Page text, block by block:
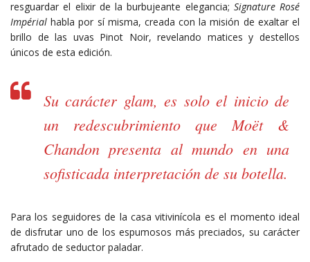
resguardar el elixir de la burbujeante elegancia; Signature Rosé
Impérial habla por sí misma, creada con la misión de exaltar el
brillo de las uvas Pinot Noir, revelando matices y destellos
únicos de esta edición.
Su carácter glam, es solo el inicio de
un redescubrimiento que Moët &
Chandon presenta al mundo en una
sofisticada interpretación de su botella.
Para los seguidores de la casa vitivinícola es el momento ideal
de disfrutar uno de los espumosos más preciados, su carácter
afrutado de seductor paladar.